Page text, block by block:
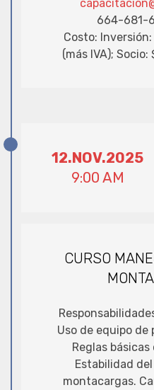
664-681-
Costo:
(más IVA); Socio:
12.NOV.2025
9:00 AM
CURSO
Uso de equipo
Reglas
Estabilidad
montacargas.